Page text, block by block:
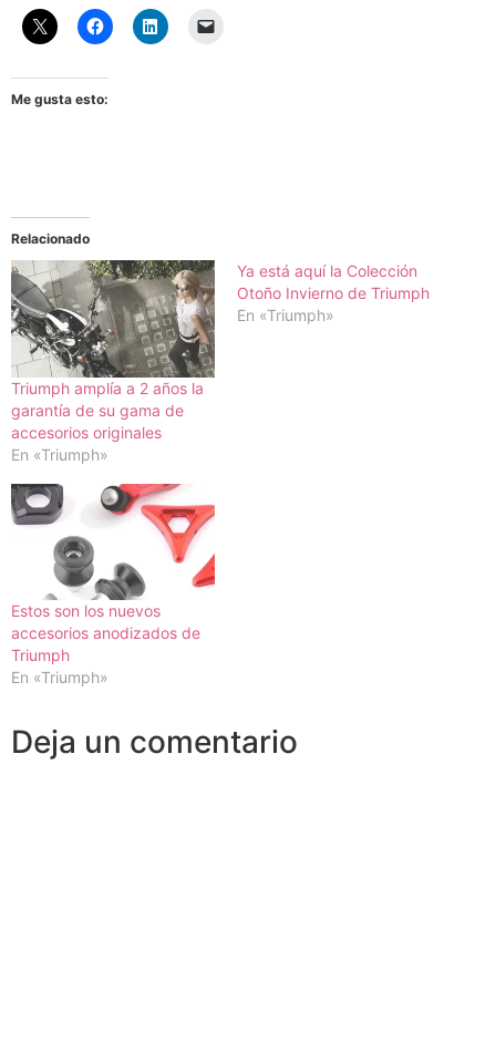
Me gusta esto:
Relacionado
Triumph amplía a 2 años la
garantía de su gama de
accesorios originales
En «Triumph»
Ya está aquí la Colección
Otoño Invierno de Triumph
En «Triumph»
Estos son los nuevos
accesorios anodizados de
Triumph
En «Triumph»
Deja un comentario